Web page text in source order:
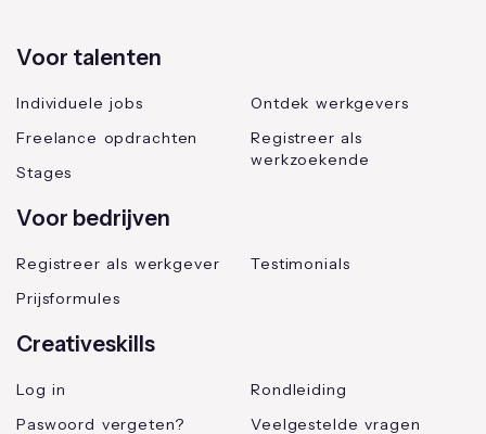
Voor talenten
Individuele jobs
Freelance opdrachten
Stages
Ontdek werkgevers
Registreer als
werkzoekende
Voor bedrijven
Registreer als werkgever
Prijsformules
Testimonials
Creativeskills
Log in
Paswoord vergeten?
Rondleiding
Veelgestelde vragen